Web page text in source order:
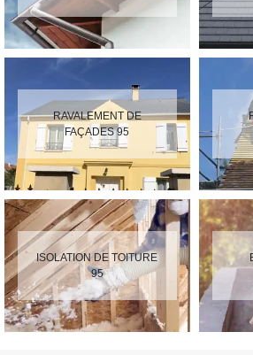
RAVALEMENT DE
FAÇADES 95
ISOLATION DE TOITURE
95